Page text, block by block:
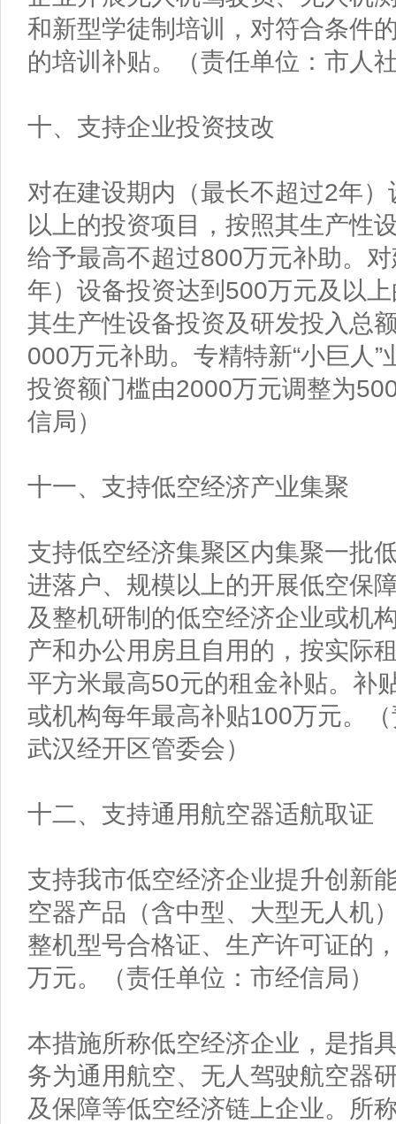
和新型学徒制培训，对符合条件
的培训补贴。（责任单位：市人
十、支持企业投资技改
对在建设期内（最长不超过2年
以上的投资项目，按照其生产性
给予最高不超过800万元补助。
年）设备投资达到500万元及以
其生产性设备投资及研发投入总
000万元补助。专精特新“小巨人
投资额门槛由2000万元调整为
信局）
十一、支持低空经济产业集聚
支持低空经济集聚区内集聚一批
进落户、规模以上的开展低空保
及整机研制的低空经济企业或机
产和办公用房且自用的，按实际
平方米最高50元的租金补贴。补
或机构每年最高补贴100万元。
武汉经开区管委会）
十二、支持通用航空器适航取证
支持我市低空经济企业提升创新
空器产品（含中型、大型无人机
整机型号合格证、生产许可证的
万元。（责任单位：市经信局）
本措施所称低空经济企业，是指
务为通用航空、无人驾驶航空器
及保障等低空经济链上企业。所